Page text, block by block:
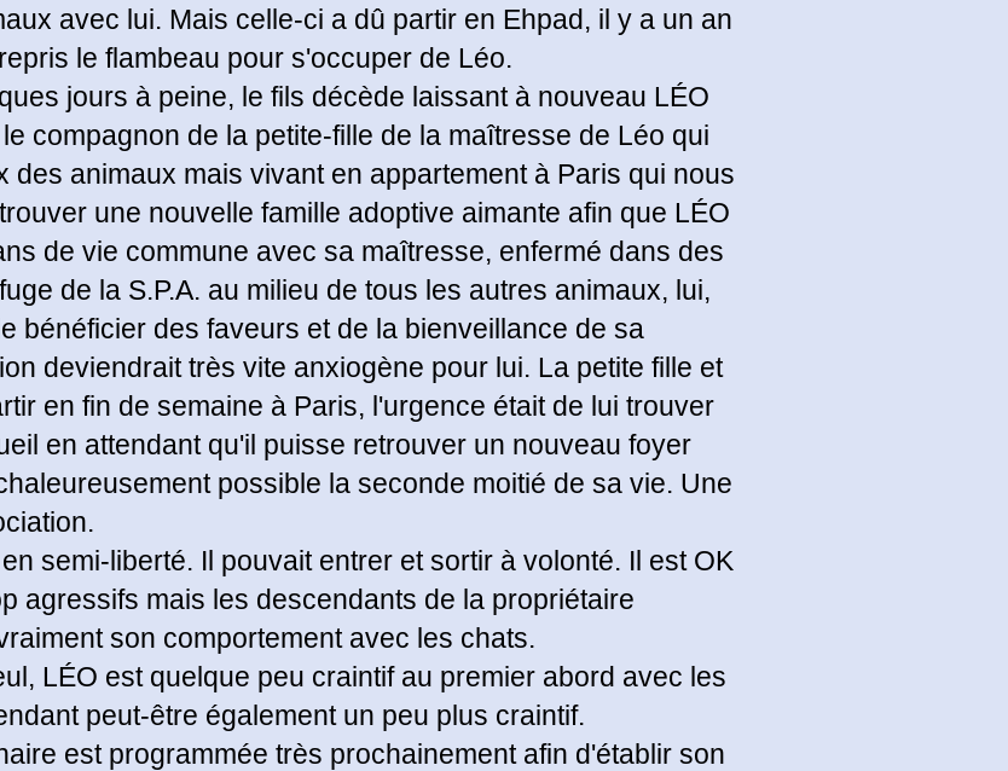
avec lui. Mais celle-ci a dû partir en Ehpad, il y a un an
le flambeau pour s'occuper de Léo.
jours à peine, le fils décède laissant à nouveau LÉO
compagnon de la petite-fille de la maîtresse de Léo qui
des animaux mais vivant en appartement à Paris qui nous
une nouvelle famille adoptive aimante afin que LÉO
de vie commune avec sa maîtresse, enfermé dans des
de la S.P.A. au milieu de tous les autres animaux, lui,
bénéficier des faveurs et de la bienveillance de sa
deviendrait très vite anxiogène pour lui. La petite fille et
en fin de semaine à Paris, l'urgence était de lui trouver
en attendant qu'il puisse retrouver un nouveau foyer
possible la seconde moitié de sa vie. Une
semi-liberté. Il pouvait entrer et sortir à volonté. Il est OK
agressifs mais les descendants de la propriétaire
son comportement avec les chats.
LÉO est quelque peu craintif au premier abord avec les
peut-être également un peu plus craintif.
est programmée très prochainement afin d'établir son